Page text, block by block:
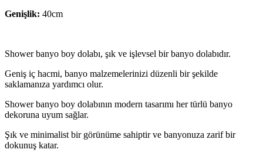
Genişlik: 40cm
Shower banyo boy dolabı, şık ve işlevsel bir banyo dolabıdır.
Geniş iç hacmi, banyo malzemelerinizi düzenli bir şekilde
saklamanıza yardımcı olur.
Shower banyo boy dolabının modern tasarımı her türlü banyo
dekoruna uyum sağlar.
Şık ve minimalist bir görünüme sahiptir ve banyonuza zarif bir
dokunuş katar.